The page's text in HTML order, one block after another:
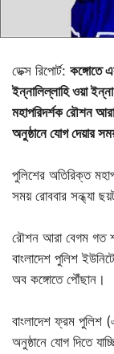
ডেক্স রিপোর্ট: কঙ্গোতে
ইন্নালিল্লাহি ওয়া
মহাপরিদর্শক রৌশন
অনুষ্ঠানে যোগ দেয়ার
পুলিশের অতিরিক্ত
সময় রোববার সন্ধ্যা
রৌশন আরা বেগম গত
বাংলাদেশ পুলিশ
অব কঙ্গোতে পৌঁছান।
বাংলাদেশ ফ্রম পুলিশ
অনুষ্ঠানে যোগ দিতে